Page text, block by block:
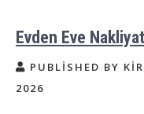
Evden Eve
PUBLISHED BY
2026